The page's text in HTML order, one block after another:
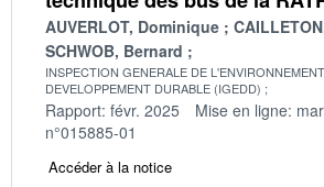
AUVERLOT, Dominique
SCHWOB, Bernard
INSPECTION GENERALE DE
DEVELOPPEMENT DURABLE (IGEDD)
Rapport: févr. 2025 Mise en ligne:
n°015885-01
Accéder à la notice